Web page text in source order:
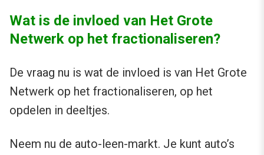
Wat is de invloed van Het Grote
Netwerk op het fractionaliseren?
De vraag nu is wat de invloed is van Het Grote
Netwerk op het fractionaliseren, op het
opdelen in deeltjes.
Neem nu de auto-leen-markt. Je kunt auto’s